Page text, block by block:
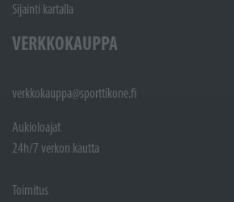
Sijainti kartalla
VERKKOKAUPPA
verkkokauppa@sporttikone.fi
Aukioloajat
24h/7 verkon kautta
Toimitus